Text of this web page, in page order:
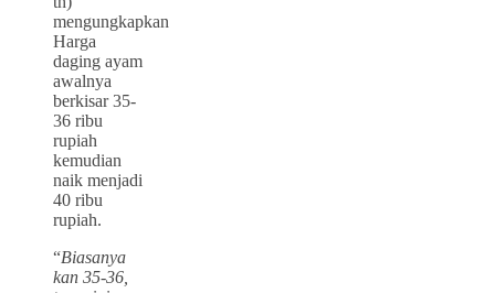
mengungkapkan
Harga
daging ayam
awalnya
berkisar 35-
36 ribu
rupiah
kemudian
naik menjadi
40 ribu
rupiah.
“Biasanya
kan 35-36,